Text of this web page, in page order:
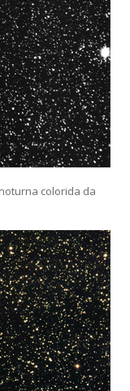
colorida da